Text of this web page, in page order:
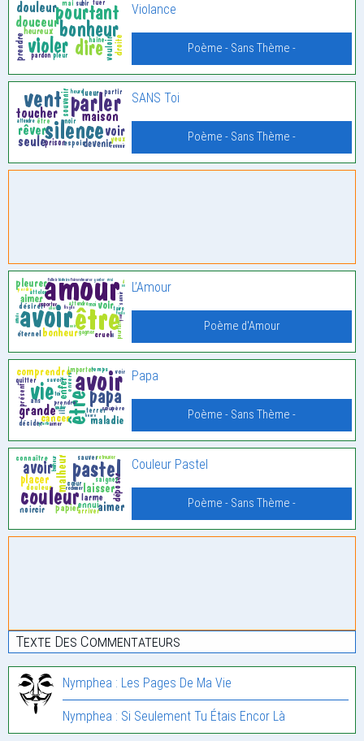
Violance
Poème - Sans Thème -
SANS Toi
Poème - Sans Thème -
L’Amour
Poème d'Amour
Papa
Poème - Sans Thème -
Couleur Pastel
Poème - Sans Thème -
Texte Des Commentateurs
Nymphea : Les Pages De Ma Vie
Nymphea : Si Seulement Tu Étais Encor Là